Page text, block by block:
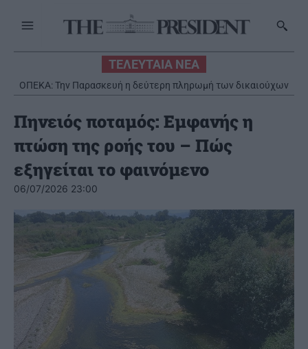
ΤΕΛΕΥΤΑΙΑ ΝΕΑ
ΟΠΕΚΑ: Την Παρασκευή η δεύτερη πληρωμή των δικαιούχων
του Λογαριασμού Αγροτικής Εστίας
Πηνειός ποταμός: Εμφανής η
πτώση της ροής του – Πώς
εξηγείται το φαινόμενο
06/07/2026 23:00